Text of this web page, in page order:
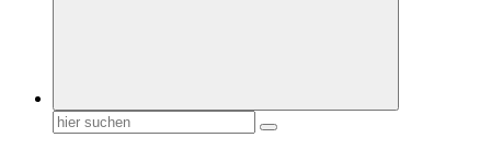
Suchen
nach: